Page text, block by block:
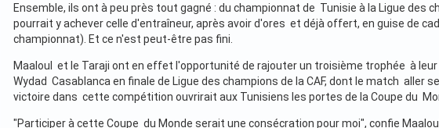
Ensemble, ils ont à peu près tout gagné : du championnat de Tunisie à la Ligue des
pourrait y achever celle d'entraîneur, après avoir d'ores et déjà offert, en guise de
championnat). Et ce n'est peut-être pas fini.
Maaloul et le Taraji ont en effet l'opportunité de rajouter un troisième trophée à
Wydad Casablanca en finale de Ligue des champions de la CAF, dont le match aller
victoire dans cette compétition ouvrirait aux Tunisiens les portes de la Coupe du
"Participer à cette Coupe du Monde serait une consécration pour moi", confie